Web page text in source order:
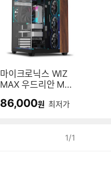
마이크로닉스 WIZ
MAX 우드리안 MA
86,000원 최저가
1/1